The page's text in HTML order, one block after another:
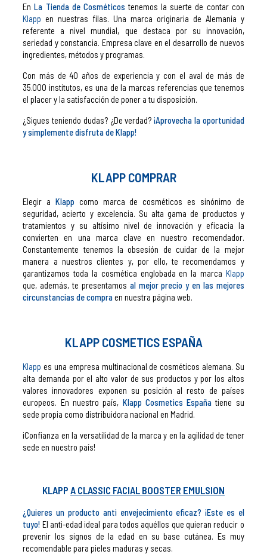
EnLa Tienda de Cosméticos tenemos la suerte de contar con
Klapp en nuestras filas. Una marca originaria de Alemania y
referente a nivel mundial, que destaca por su innovación,
seriedad y constancia. Empresa clave en el desarrollo de nuevos
ingredientes, métodos y programas.
Con más de 40 años de experiencia y con el aval de más de
35.000 institutos, es una de la marcas referencias que tenemos
el placer y la satisfacción de poner a tu disposición.
¿Sigues teniendo dudas? ¿De verdad?¡Aprovecha la oportunidad
y simplemente disfruta de Klapp!
KLAPP COMPRAR
Elegir a Klapp como marca de cosméticos es sinónimo de
seguridad, acierto y excelencia. Su alta gama de productos y
tratamientos y su altísimo nivel de innovación y eficacia la
convierten en una marca clave en nuestro recomendador.
Constantemente tenemos la obsesión de cuidar de la mejor
manera a nuestros clientes y, por ello, te recomendamos y
garantizamos toda la cosmética englobada en la marca Klapp
que, además, te presentamos al mejor precio y en las mejores
circunstancias de compraen nuestra página web.
KLAPP COSMETICS ESPAÑA
Klapp es una empresa multinacional de cosméticos alemana. Su
alta demanda por el alto valor de sus productos y por los altos
valores innovadores exponen su posición al resto de países
europeos. En nuestro país, Klapp Cosmetics España tiene su
sede propia como distribuidora nacional en Madrid.
¡Confianza en la versatilidad de la marca y en la agilidad de tener
sede en nuestro país!
KLAPP A CLASSIC FACIAL BOOSTER EMULSION
¿Quieres un producto anti envejecimiento eficaz? ¡Este es el
tuyo! El anti-edad ideal para todos aquéllos que quieran reducir o
prevenir los signos de la edad en su base cutánea. Es muy
recomendable para pieles maduras y secas.